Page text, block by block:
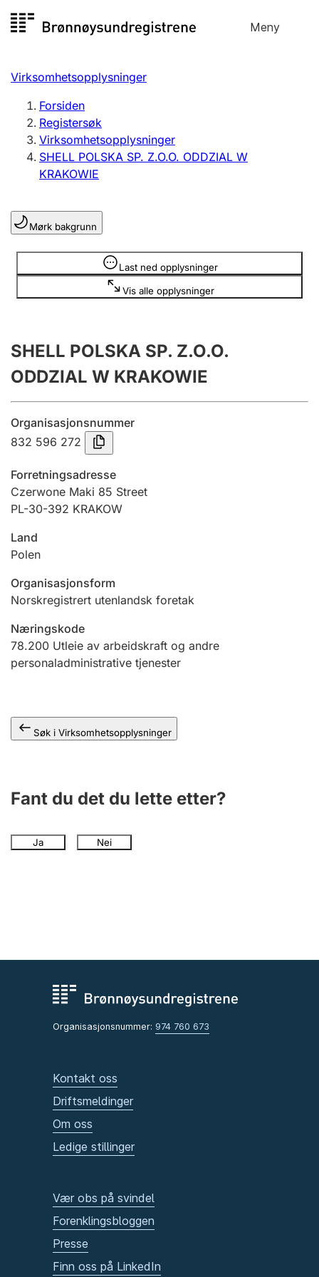
til
Meny
Registersøk
Aksjeselskap
Enkeltpersonforetak
Registrere, endre, slette
Lag og forening
Registrere, endre, slette
Flere organisasjonsformer
Årsregnskap
Innsending og forsinkelsesgebyr
Tinglysing
Jeger
Betaling og jegeravgiftskort
Ektepaktveileder
Offentlig sektor
Andre tema
Virksomhetsopplysninger
Forsiden
Registersøk
Virksomhetsopplysninger
SHELL POLSKA SP. Z.O.O. ODDZIAL W
KRAKOWIE
Mørk bakgrunn
Last ned opplysninger
Vis alle opplysninger
Opplysninger er skjult
SHELL POLSKA SP. Z.O.O.
ODDZIAL W KRAKOWIE
Organisasjonsnummer
832 596 272
Forretningsadresse
Czerwone Maki 85 Street
PL-30-392 KRAKOW
Land
Polen
Organisasjonsform
Norskregistrert utenlandsk foretak
Næringskode
78.200 Utleie av arbeidskraft og andre
personaladministrative tjenester
Søk i Virksomhetsopplysninger
Fant du det du lette etter?
Ja Nei
Organisasjonsnummer: 974 760 673
Kontakt oss
Driftsmeldinger
Om oss
Ledige stillinger
Vær obs på svindel
Forenklingsbloggen
Presse
Finn oss på LinkedIn